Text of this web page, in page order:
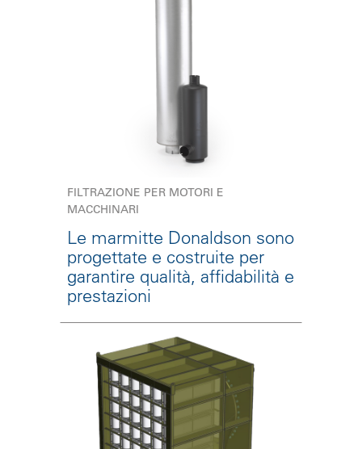
FILTRAZIONE PER MOTORI E
MACCHINARI
Le marmitte Donaldson sono
progettate e costruite per
garantire qualità, affidabilità e
prestazioni